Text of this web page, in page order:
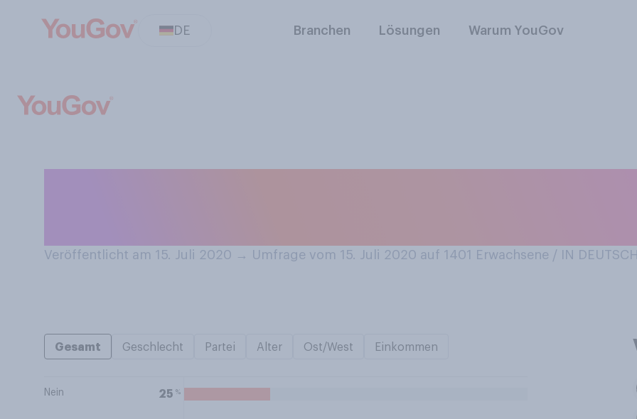
DE Branchen Lösungen Warum YouGov
Veröffentlicht am 15. Juli 2020 → Umfrage vom 15. Juli 2020 auf 1401 Erwachsene / IN
Gesamt Geschlecht Partei Alter Ost/West Einkommen
Nein 25 %